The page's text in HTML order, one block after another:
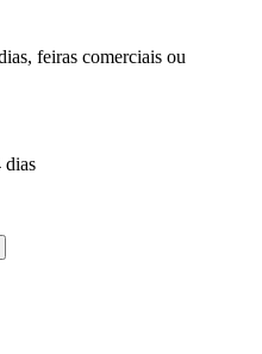
feiras comerciais ou
dias